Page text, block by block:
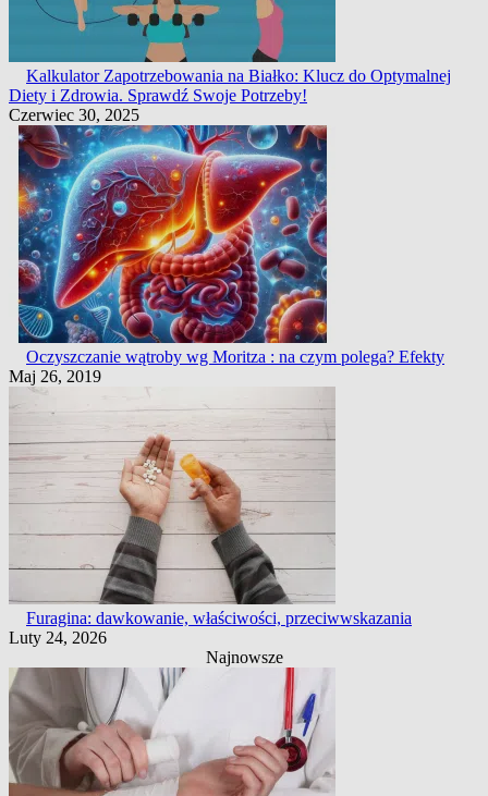
Kalkulator Zapotrzebowania na Białko: Klucz do Optymalnej
Diety i Zdrowia. Sprawdź Swoje Potrzeby!
Czerwiec 30, 2025
Oczyszczanie wątroby wg Moritza : na czym polega? Efekty
Maj 26, 2019
Furagina: dawkowanie, właściwości, przeciwwskazania
Luty 24, 2026
Najnowsze